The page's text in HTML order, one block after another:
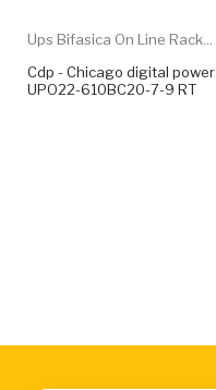
Ups Bifasica On Line Rack...
Cdp - Chicago digital power
UPO22-610BC20-7-9 RT